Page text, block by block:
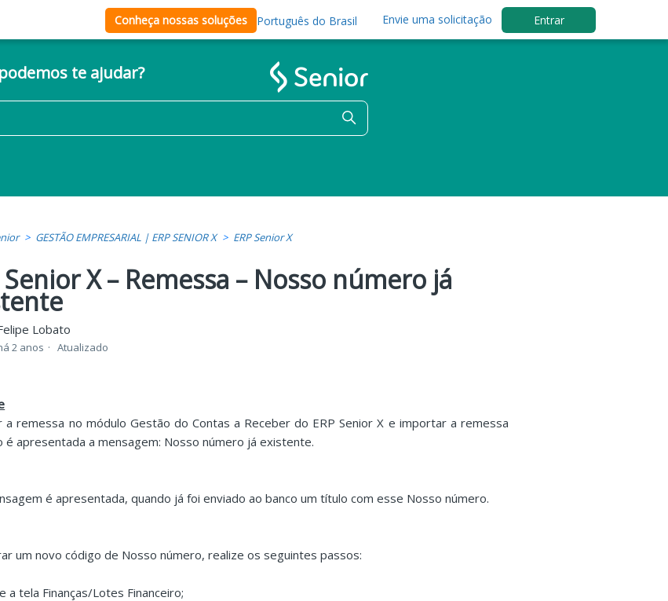
Conheça nossas soluções Português do Brasil Envie uma solicitação Entrar
te ajudar?
GESTÃO EMPRESARIAL | ERP SENIOR X ERP Senior X
Senior X – Remessa – Nosso número já
Lobato
2 anos Atualizado
a remessa no módulo Gestão do Contas a Receber do ERP Senior X e importar a remessa
é apresentada a mensagem: Nosso número já existente.
é apresentada, quando já foi enviado ao banco um título com esse Nosso número.
um novo código de Nosso número, realize os seguintes passos:
a tela Finanças/Lotes Financeiro;